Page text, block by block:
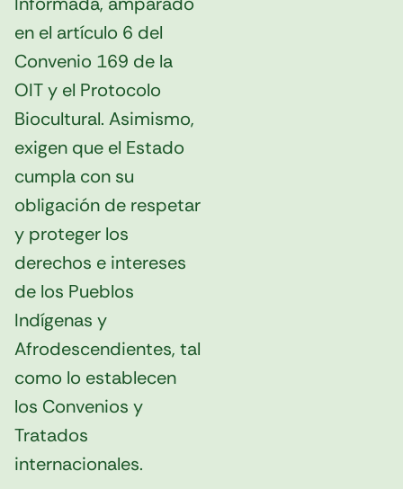
en el artículo 6 del
Convenio 169 de la
OIT y el Protocolo
Biocultural. Asimismo,
exigen que el Estado
cumpla con su
obligación de respetar
y proteger los
derechos e intereses
de los Pueblos
Indígenas y
Afrodescendientes, tal
como lo establecen
los Convenios y
Tratados
internacionales.